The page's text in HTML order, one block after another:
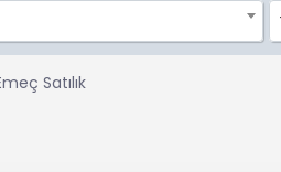
Satılık